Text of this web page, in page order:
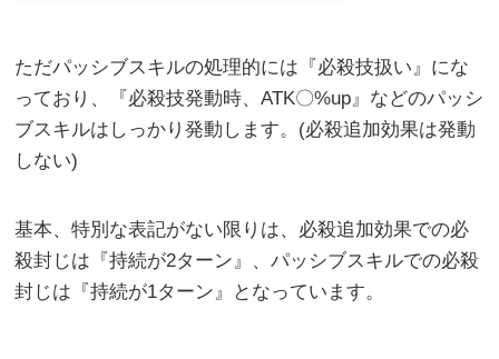
ただパッシブスキルの処理的には『必殺技扱い』にな
っており、『必殺技発動時、ATK〇%up』などのパッシ
ブスキルはしっかり発動します。(必殺追加効果は発動
しない)
基本、特別な表記がない限りは、必殺追加効果での必
殺封じは『持続が2ターン』、パッシブスキルでの必殺
封じは『持続が1ターン』となっています。